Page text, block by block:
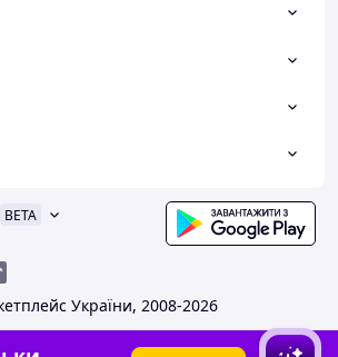
BETA
України, 2008-2026